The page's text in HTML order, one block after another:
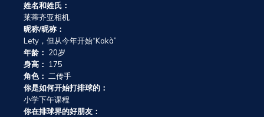
姓名和姓氏：
莱蒂齐亚相机
昵称/昵称：
Lety，但从今年开始“Kakà”
年龄： 20岁
身高：
175
角色：
二传手
你是如何开始打排球的：
小学下午课程
你在排球界的好朋友：